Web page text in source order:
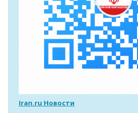
Iran.ru Новости